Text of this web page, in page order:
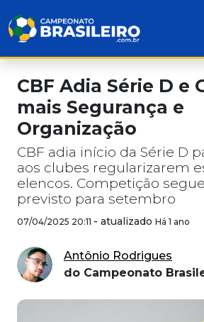
CBF Adia Série D e
mais Segurança e
Organização
CBF adia início da Série D
aos clubes regularizarem
elencos. Competição
previsto para setembro
07/04/2025 20:11 - atualizado Há 1 ano
Antônio Rodrigues
do Campeonato